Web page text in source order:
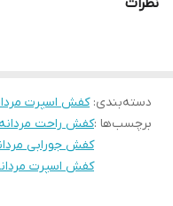
کیفیت عالی ساخت ایران
نظرات
دسته‌بندی:کفش اسپرت
برچسب‌ها :کفش راحت
کفش جورابی
کفش اسپرت